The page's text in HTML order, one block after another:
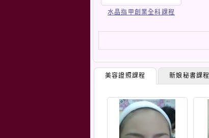
水晶指甲創業全科課程
美容證照課程 新娘秘書課程